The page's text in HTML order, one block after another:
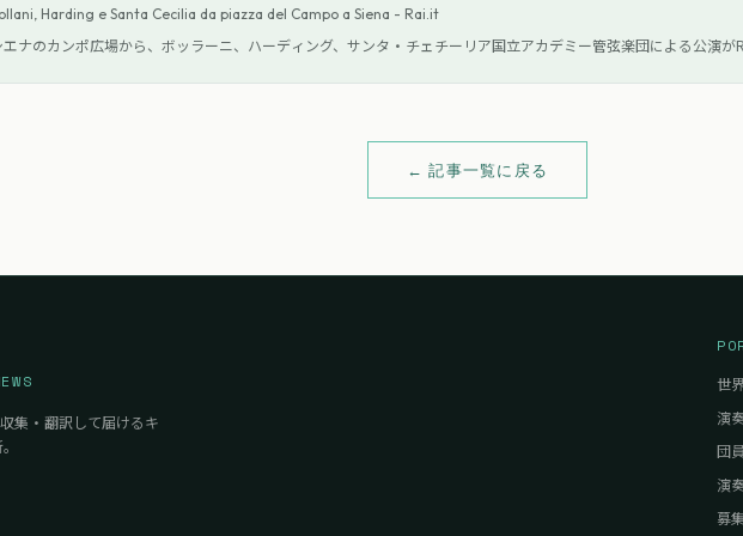
Harding e Santa Cecilia da piazza del Campo a Siena - Rai.it
エナのカンポ広場から、ボッラーニ、ハーディング、サンタ・チェチーリア国立アカデミー管弦楽団による公演が
← 記事一覧に戻る
集・翻訳して届けるキ
世
演
団
演
募